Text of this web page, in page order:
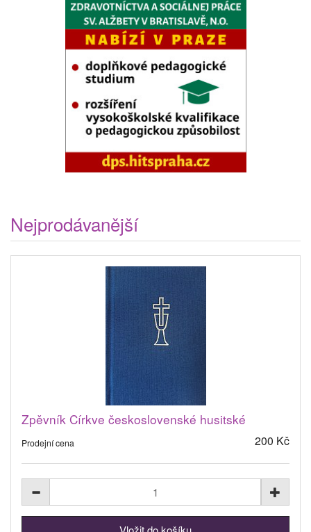
Nejprodávanější
Zpěvník Církve československé husitské
Prodejní cena 200 Kč